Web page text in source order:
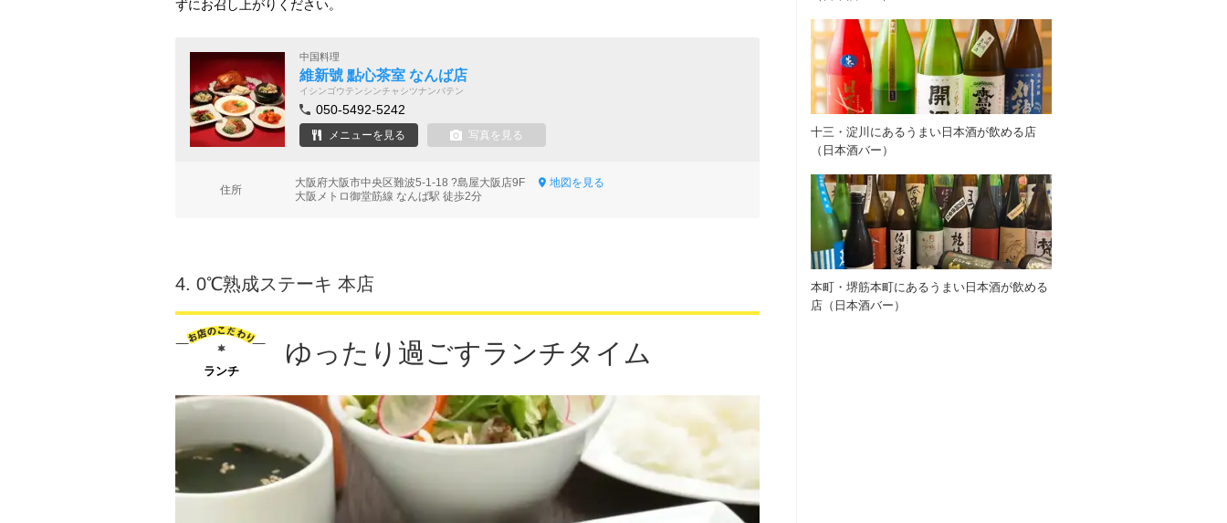
ずにお召し上がりください。
中国料理
維新號 點心茶室 なんば店
イシンゴウテンシンチャシツナンバテン
050-5492-5242
メニューを見る 写真を見る
住所
大阪府大阪市中央区難波5-1-18 ?島屋大阪店9F
地図を見る
大阪メトロ御堂筋線 なんば駅 徒歩2分
4. 0℃熟成ステーキ 本店
ランチ
ゆったり過ごすランチタイム
十三・淀川にあるうまい日本酒が飲める店
（日本酒バー）
本町・堺筋本町にあるうまい日本酒が飲める
店（日本酒バー）